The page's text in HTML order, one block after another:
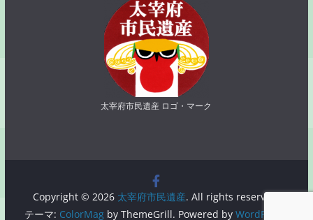
太宰府市民遺産 ロゴ・マーク
Copyright © 2026 太宰府市民遺産. All rights reserved.
テーマ: ColorMagby ThemeGrill. Powered by WordPress